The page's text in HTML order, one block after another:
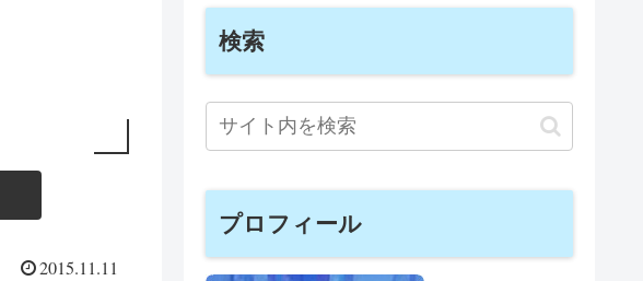
2015.11.11
検索
プロフィール